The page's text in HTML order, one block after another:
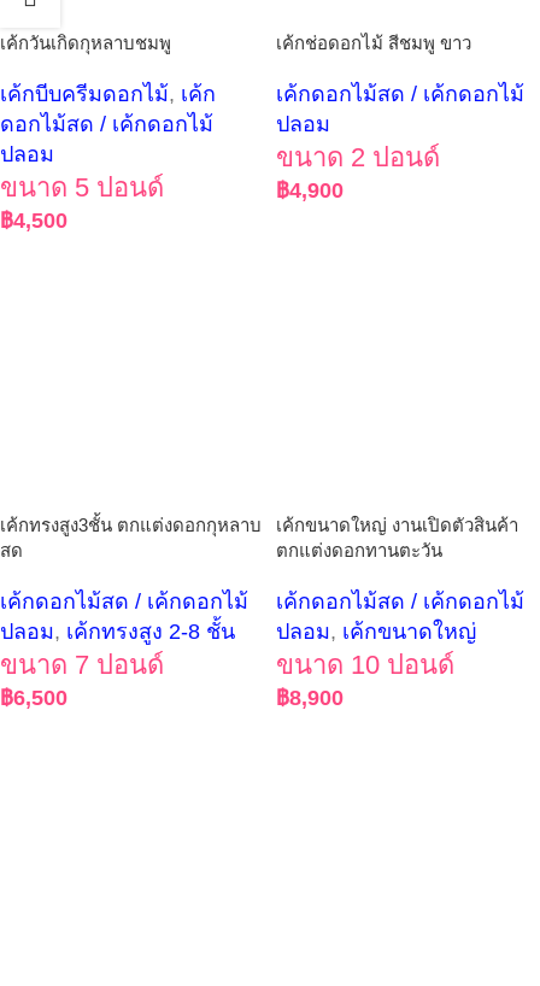
เค้กวันเกิดกุหลาบชมพู
เค้กบีบครีมดอกไม้, เค้ก
ดอกไม้สด / เค้กดอกไม้
ปลอม
ขนาด 5 ปอนด์
฿4,500
เค้กช่อดอกไม้ สีชมพู ขาว
เค้กดอกไม้สด / เค้กดอกไม้
ปลอม
ขนาด 2 ปอนด์
฿4,900
เค้กทรงสูง3ชั้น ตกแต่งดอกกุหลาบ
สด
เค้กดอกไม้สด / เค้กดอกไม้
ปลอม, เค้กทรงสูง 2-8 ชั้น
ขนาด 7 ปอนด์
฿6,500
เค้กขนาดใหญ่ งานเปิดตัวสินค้า
ตกแต่งดอกทานตะวัน
เค้กดอกไม้สด / เค้กดอกไม้
ปลอม, เค้กขนาดใหญ่
ขนาด 10 ปอนด์
฿8,900